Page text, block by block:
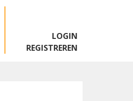
LOGIN
REGISTREREN